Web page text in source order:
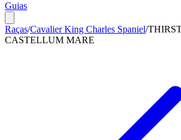
Guias
Raças/Cavalier King Charles Spaniel/
CASTELLUM MARE